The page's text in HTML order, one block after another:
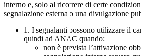
interno e, solo al ricorrere di certe
segnalazione esterna o una divulgazione
1. I segnalanti possono utilizzare il
quindi ad ANAC quando:
non è prevista l’attivazione